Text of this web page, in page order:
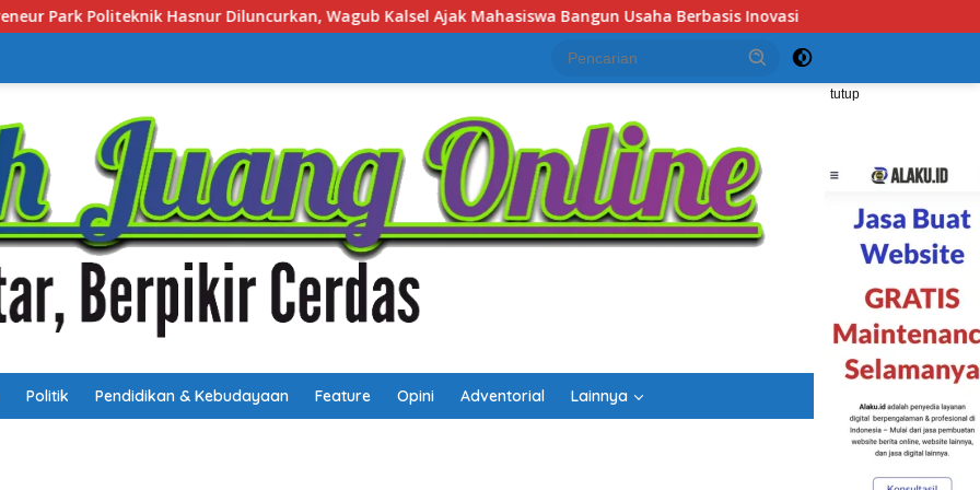
Kalsel Ajak Mahasiswa Bangun Usaha Berbasis Inovasi Job Fair Kalsel 2026 Dibuka, Sediakan Hampir 2.000
tutup
Politik Pendidikan & Kebudayaan Feature Opini Adventorial Lainnya